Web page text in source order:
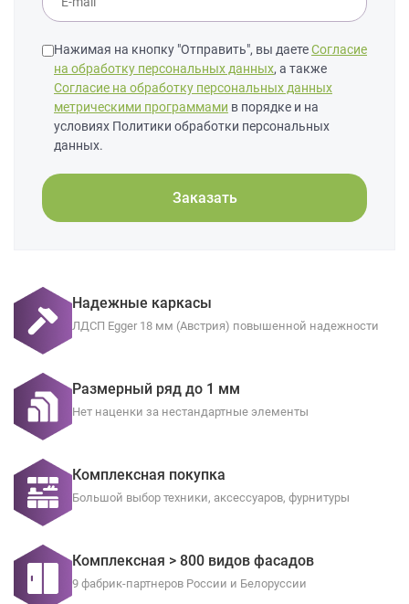
Нажимая на кнопку "Отправить", вы даетеСогласие
на обработку персональных данных, а также
Согласие на обработку персональных данных
метрическими программами в порядке и на
условиях Политики обработки персональных
данных.
Заказать
Надежные каркасы
ЛДСП Egger 18 мм (Австрия) повышенной надежности
Размерный ряд до 1 мм
Нет наценки за нестандартные элементы
Комплексная покупка
Большой выбор техники, аксессуаров, фурнитуры
Комплексная > 800 видов фасадов
9 фабрик-партнеров России и Белоруссии